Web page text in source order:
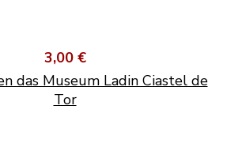
3,00 €
das Museum Ladin Ciastel de
Tor